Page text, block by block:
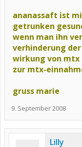
ananassaft ist
getrunken
wenn man ihn
verhinderung
wirkung von
zur mtx-
gruss marie
9. September 2008
Lilly